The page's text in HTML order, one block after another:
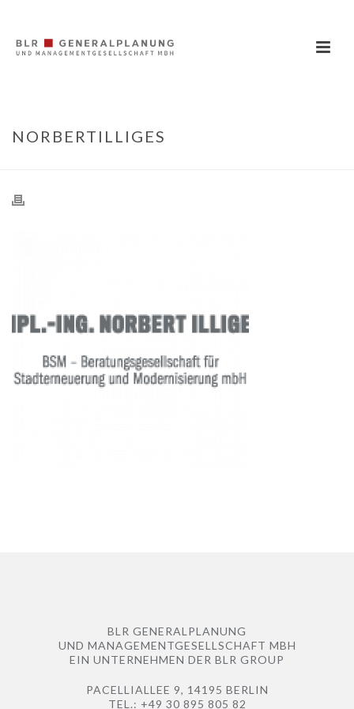
NORBERTILLIGES
BLR GENERALPLANUNG
UND MANAGEMENTGESELLSCHAFT MBH
EIN UNTERNEHMEN DER BLR GROUP
PACELLIALLEE 9, 14195 BERLIN
TEL.: +49 30 895 805 82